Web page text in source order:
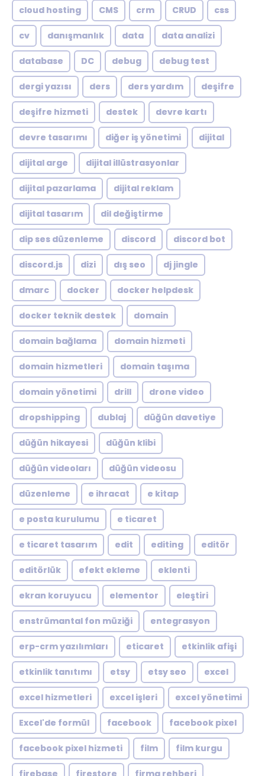
cloud hosting CMS crm CRUD css
cv danışmanlık data data analizi
database DC debug debug test
dergi yazısı ders ders yardım deşifre
deşifre hizmeti destek devre kartı
devre tasarımı diğer iş yönetimi dijital
dijital arge dijital illüstrasyonlar
dijital pazarlama dijital reklam
dijital tasarım dil değiştirme
dip ses düzenleme discord discord bot
discord.js dizi dış seo dj jingle
dmarc docker docker helpdesk
docker teknik destek domain
domain bağlama domain hizmeti
domain hizmetleri domain taşıma
domain yönetimi drill drone video
dropshipping dublaj düğün davetiye
düğün hikayesi düğün klibi
düğün videoları düğün videosu
düzenleme e ihracat e kitap
e posta kurulumu e ticaret
e ticaret tasarım edit editing editör
editörlük efekt ekleme eklenti
ekran koruyucu elementor eleştiri
enstrümantal fon müziği entegrasyon
erp-crm yazılımları eticaret etkinlik afişi
etkinlik tanıtımı etsy etsy seo excel
excel hizmetleri excel işleri excel yönetimi
Excel'de formül facebook facebook pixel
facebook pixel hizmeti film film kurgu
firebase firestore firma rehberi